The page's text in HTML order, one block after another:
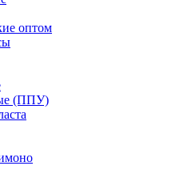
оптом
(ППУ)